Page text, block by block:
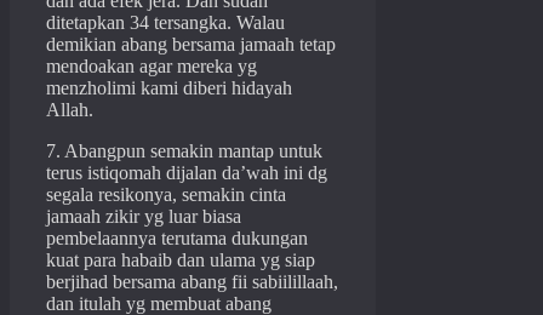
ditetapkan 34 tersangka. Walau
demikian abang bersama jamaah tetap
mendoakan agar mereka yg
menzholimi kami diberi hidayah
Allah.
7. Abangpun semakin mantap untuk
terus istiqomah dijalan da’wah ini dg
segala resikonya, semakin cinta
jamaah zikir yg luar biasa
pembelaannya terutama dukungan
kuat para habaib dan ulama yg siap
berjihad bersama abang fii sabiilillaah,
dan itulah yg membuat abang